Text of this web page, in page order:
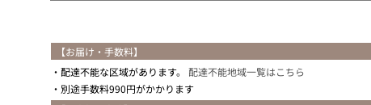
【お届け・手数料】
配達不能な区域があります。 配達不能地域一覧はこちら
別途手数料990円がかかります